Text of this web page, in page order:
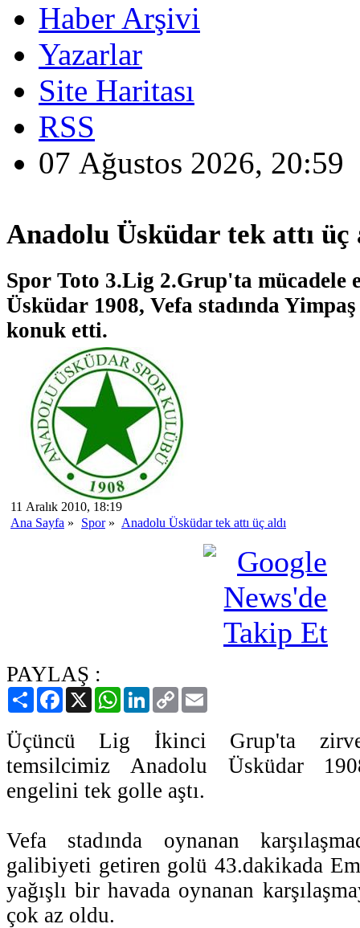
Haber Arşivi
Yazarlar
Site Haritası
RSS
07 Ağustos 2026, 20:59
Anadolu Üsküdar tek attı üç
Spor Toto 3.Lig 2.Grup'ta mücadele
Üsküdar 1908, Vefa stadında
konuk etti.
11 Aralık 2010, 18:19
Ana Sayfa » Spor» Anadolu Üsküdar tek attı üç aldı
PAYLAŞ :
PaylaşFacebook
X WhatsAppLinkedIn
Copy
Link
Üçüncü Lig İkinci Grup'ta zirve
temsilcimiz Anadolu Üsküdar
engelini tek golle aştı.
Vefa stadında oynanan
galibiyeti getiren golü 43.dakikada
yağışlı bir havada oynanan
çok az oldu.